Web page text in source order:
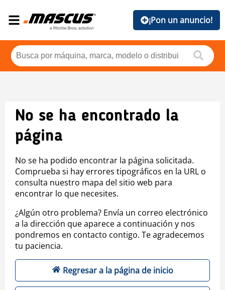
¡Pon un anuncio!
No se ha encontrado la
página
No se ha podido encontrar la página solicitada.
Comprueba si hay errores tipográficos en la URL o
consulta nuestro mapa del sitio web para
encontrar lo que necesites.
¿Algún otro problema? Envía un correo electrónico
a la dirección que aparece a continuación y nos
pondremos en contacto contigo. Te agradecemos
tu paciencia.
Regresar a la página de inicio